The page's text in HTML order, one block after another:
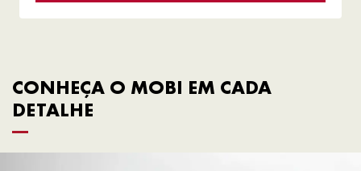
CONHEÇA O MOBI EM CADA
DETALHE